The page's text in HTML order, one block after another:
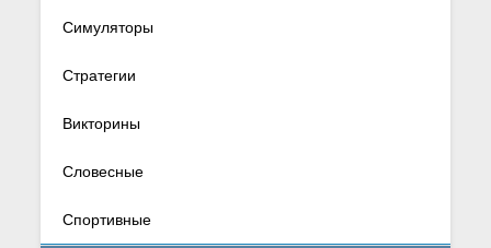
Симуляторы
Стратегии
Викторины
Словесные
Спортивные